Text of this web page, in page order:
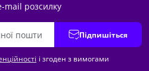
mail розсилку
Підпишіться
і згоден з вимогами